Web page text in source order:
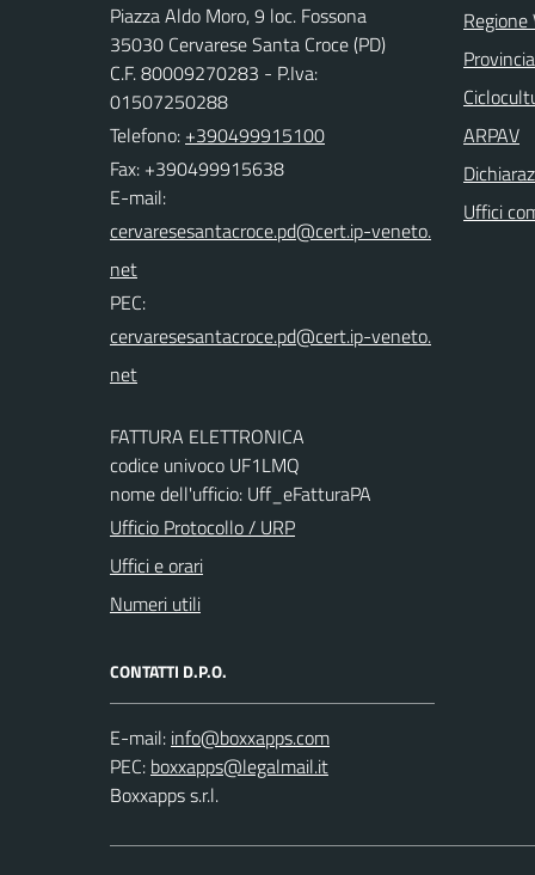
Piazza Aldo Moro, 9 loc. Fossona
35030 Cervarese Santa Croce (PD)
C.F. 80009270283 - P.Iva:
01507250288
Telefono: +390499915100
Fax: +390499915638
E-mail:
PEC:
FATTURA ELETTRONICA
codice univoco UF1LMQ
nome dell'ufficio: Uff_eFatturaPA
Ufficio Protocollo / URP
Uffici e orari
Numeri utili
CONTATTI D.P.O.
E-mail:
PEC:
Boxxapps s.r.l.
ARPAV
Uffici